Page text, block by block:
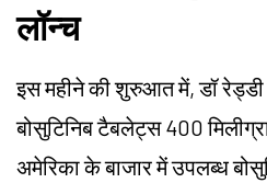
लॉन्च
इस महीने की शुरुआत में, डॉ
बोसुटिनिब टैबलेट्स 400
अमेरिका के बाजार में उपलब्ध